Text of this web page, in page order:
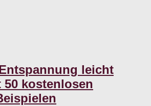
leicht
50 kostenlosen